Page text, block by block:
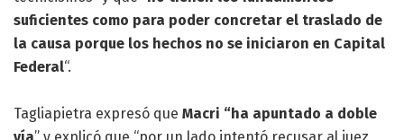
suficientes como para poder concretar el traslado de
la causa porque los hechos no se iniciaron en Capital
Federal“.
Tagliapietra expresó que Macri “ha apuntado a doble